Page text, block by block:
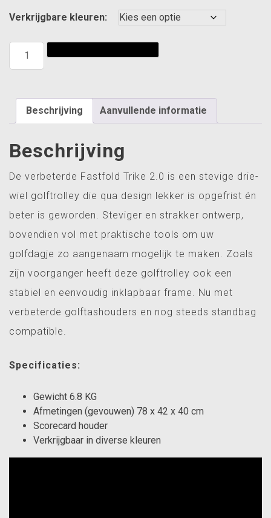
Verkrijgbare kleuren:
Trolley
aantalBeschrijving Aanvullende informatie
Beschrijving
De verbeterde Fastfold Trike 2.0 is een stevige drie-
wiel golftrolley die qua design lekker is opgefrist én
beter is geworden. Steviger en strakker ontwerp,
bovendien vol met praktische tools om uw
golfdagje zo aangenaam mogelijk te maken. Zoals
zijn voorganger heeft deze golftrolley ook een
stabiel en eenvoudig inklapbaar frame. Nu met
verbeterde golftashouders en nog steeds standbag
compatible.
Specificaties:
Gewicht 6.8 KG
Afmetingen (gevouwen) 78 x 42 x 40 cm
Scorecard houder
Verkrijgbaar in diverse kleuren